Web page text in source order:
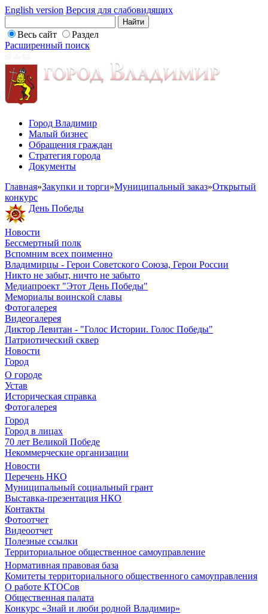
English version Версия для слабовидящих
Весь сайт
Раздел
Расширенный поиск
Город Владимир
Малый бизнес
Обращения граждан
Стратегия города
Документы
Главная»Закупки и торги»Муниципальный заказ»Открытый
конкурс
День Победы
Новости
Бессмертный полк
Вспомним всех поименно
Владимирцы - Герои Советского Союза, Герои России
Никто не забыт, ничто не забыто
Медиапроект "Этот День Победы"
Мемориалы воинской славы
Фотогалерея
Видеогалерея
Диктор Левитан - "Голос Истории. Голос Победы"
Патриотический сквер
Новости
Город
О городе
Устав
Историческая справка
Фотогалерея
Город
Город в лицах
70 лет Великой Победе
Некоммерческие организации
Новости
Перечень НКО
Муниципальный социальный грант
Выставка-презентация НКО
Контакты
Фотоотчет
Видеоотчет
Полезные ссылки
Территориальное общественное самоуправление
Нормативная правовая база
Комитеты территориального общественного самоуправления
О работе КТОСов
Общественная палата
Конкурс «Знай и люби родной Владимир»